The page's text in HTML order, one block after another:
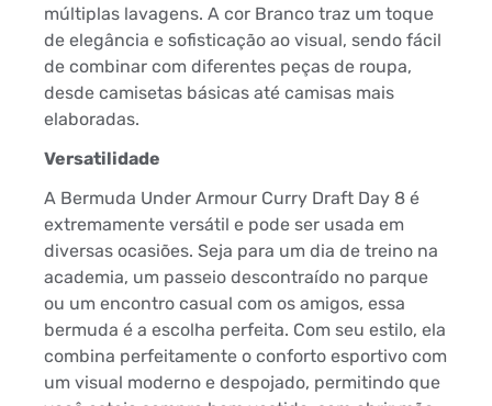
múltiplas lavagens. A cor Branco traz um toque
de elegância e sofisticação ao visual, sendo fácil
de combinar com diferentes peças de roupa,
desde camisetas básicas até camisas mais
elaboradas.
Versatilidade
A Bermuda Under Armour Curry Draft Day 8 é
extremamente versátil e pode ser usada em
diversas ocasiões. Seja para um dia de treino na
academia, um passeio descontraído no parque
ou um encontro casual com os amigos, essa
bermuda é a escolha perfeita. Com seu estilo, ela
combina perfeitamente o conforto esportivo com
um visual moderno e despojado, permitindo que